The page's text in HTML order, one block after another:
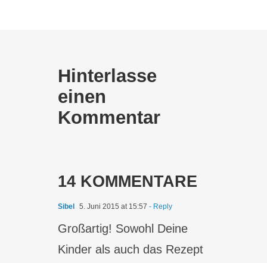
Hinterlasse
einen
Kommentar
14 KOMMENTARE
Sibel 5. Juni 2015 at 15:57 - Reply
Großartig! Sowohl Deine
Kinder als auch das Rezept